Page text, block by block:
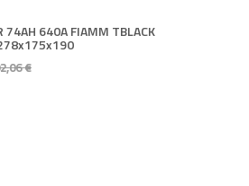
74AH 640A FIAMM TBLACK
€